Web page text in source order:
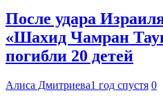
После удара
«Шахид Чамран
погибли 20 детей
Алиса Дмитриева1 год спустя 0